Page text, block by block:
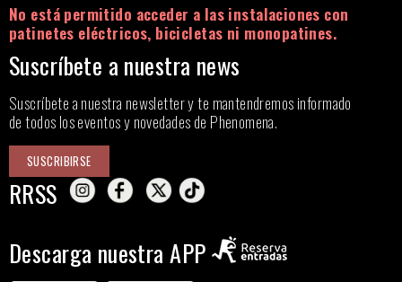
No está permitido acceder a las instalaciones con
patinetes eléctricos, bicicletas ni monopatines.
Suscríbete a nuestra news
Suscríbete a nuestra newsletter y te mantendremos informado
de todos los eventos y novedades de Phenomena.
SUSCRIBIRSE
RRSS
Descarga nuestra APP